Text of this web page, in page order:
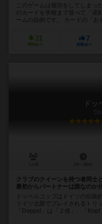
このゲームは寝坊をしてしまっ
のカードを学校まで並べて「遅
ームの目的です。 カードの「お
31
興味あり
7
経験あり
ドッ
クラブのクイーンを持つ者同士
最初からパートナーは誰なのか
ドッペルコップはドイツの伝統
ドイツ北部でプレイされるトリ
「Doppel」は「２倍」、「Kopf